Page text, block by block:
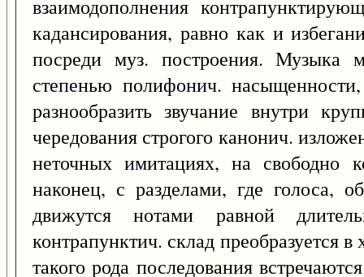
взаимодополнения
кадансирования, равно как и
посреди муз. построения. Музыка
степенью полифонич.
разнообразить звучание внутри
чередования строгого канонич.
неточных имитациях, на свободно
наконец, с разделами, где голоса,
движутся нотами равной
контрапунктич. склад преобразуется
такого рода последования